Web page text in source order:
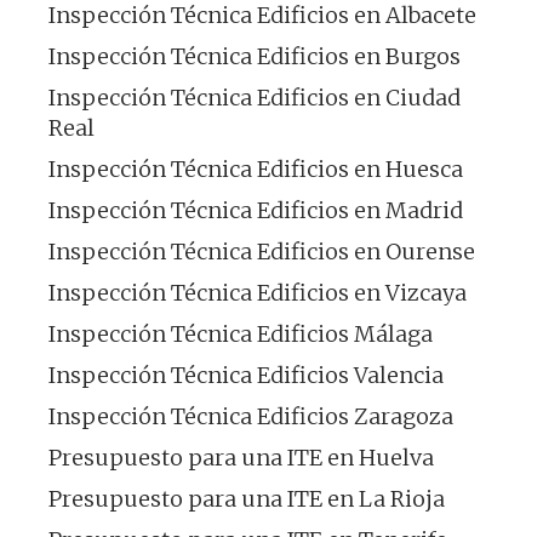
Inspección Técnica Edificios en Albacete
Inspección Técnica Edificios en Burgos
Inspección Técnica Edificios en Ciudad
Real
Inspección Técnica Edificios en Huesca
Inspección Técnica Edificios en Madrid
Inspección Técnica Edificios en Ourense
Inspección Técnica Edificios en Vizcaya
Inspección Técnica Edificios Málaga
Inspección Técnica Edificios Valencia
Inspección Técnica Edificios Zaragoza
Presupuesto para una ITE en Huelva
Presupuesto para una ITE en La Rioja